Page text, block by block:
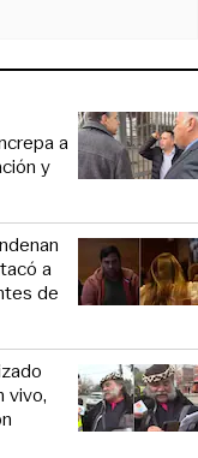
a
y
a
de
vivo,